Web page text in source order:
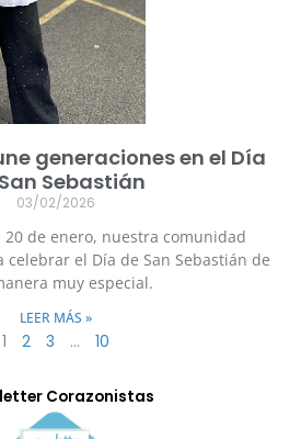
generaciones en el Día
Sebastián
03/02/2026
20 de enero, nuestra comunidad
el Día de San Sebastián de
muy especial.
LEER MÁS »
1 2 3 … 10
Corazonistas